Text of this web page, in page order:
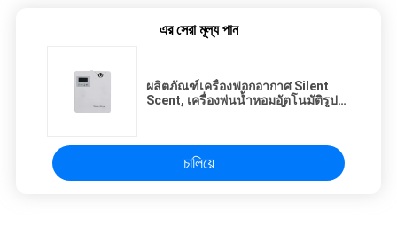
এর সেরা মূল্য পান
ผลิตภัณฑ์เครื่องฟอกอากาศ Silent
Scent, เครื่องพ่นน้ำหอมอัตโนมัติรูป
চালিয়ে